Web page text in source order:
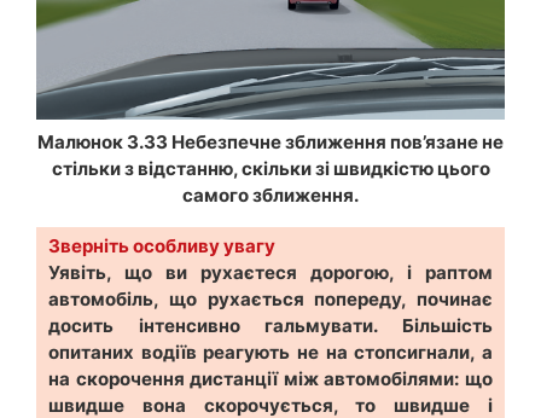
Малюнок 3.33 Небезпечне зближення пов’язане не
стільки з відстанню, скільки зі швидкістю цього
самого зближення.
Зверніть особливу увагу
Уявіть, що ви рухаєтеся дорогою, і раптом
автомобіль, що рухається попереду, починає
досить інтенсивно гальмувати. Більшість
опитаних водіїв реагують не на стопсигнали, а
на скорочення дистанції між автомобілями: що
швидше вона скорочується, то швидше і